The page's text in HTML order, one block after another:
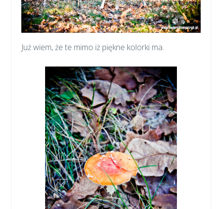
Już wiem, że te mimo iż piękne kolorki ma.